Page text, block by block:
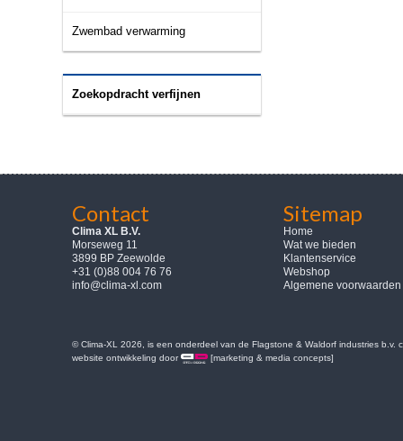
Zwembad verwarming
Zoekopdracht verfijnen
Contact
Clima XL B.V.
Morseweg 11
3899 BP Zeewolde
+31 (0)88 004 76 76
info@clima-xl.com
Sitemap
Home
Wat we bieden
Klantenservice
Webshop
Algemene voorwaarden
© Clima-XL 2026, is een onderdeel van de Flagstone & Waldorf industries b.v.
website ontwikkeling door
[marketing & media concepts]